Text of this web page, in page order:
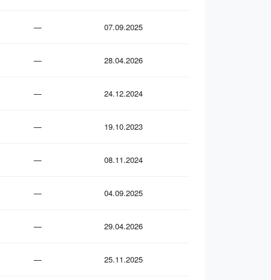
— 07.09.2025
— 28.04.2026
— 24.12.2024
— 19.10.2023
— 08.11.2024
— 04.09.2025
— 29.04.2026
— 25.11.2025